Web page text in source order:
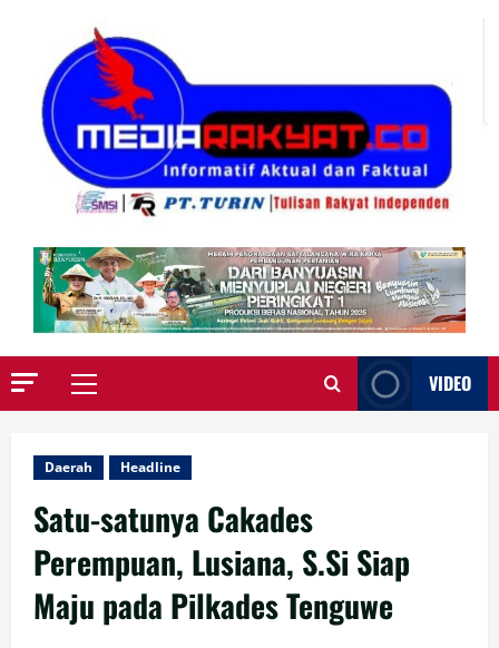
Primary
VIDEO
Daerah Headline
Satu-satunya Cakades
Perempuan, Lusiana, S.Si Siap
Maju pada Pilkades Tenguwe